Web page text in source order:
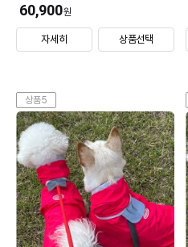
60,900원
자세히 상품선택
상품5